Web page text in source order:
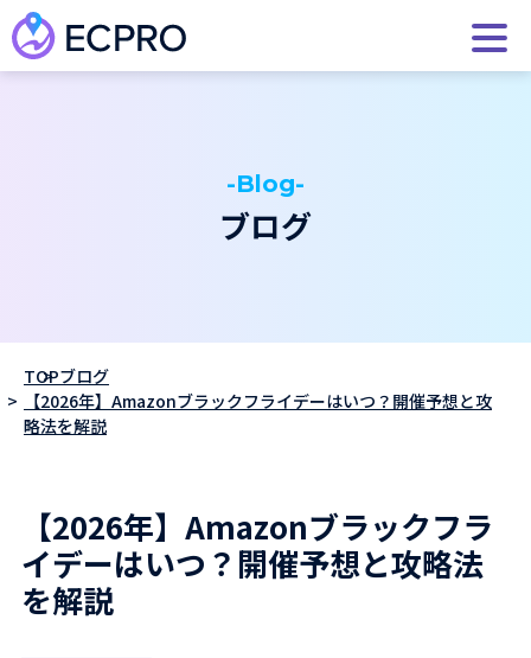
-Blog-
ブログ
TOPブログ
【2026年】Amazonブラックフライデーはいつ？開催予想と攻
略法を解説
【2026年】Amazonブラックフラ
イデーはいつ？開催予想と攻略法
を解説